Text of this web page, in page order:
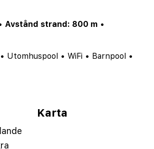
Avstånd strand: 800 m •
• Utomhuspool • WiFi • Barnpool •
Karta